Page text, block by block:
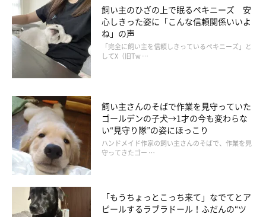
あれば『ぼくとあそんで！』とワガママすぎるけど、なんせお顔
が可愛いのでどれだけ疲れていても全部許しちゃいますね
（笑） 」
飼い主のひざの上で眠るペキニーズ 安
心しきった姿に「こんな信頼関係いいよ
ね」の声
「完全に飼い主を信頼しきっているペキニーズ」と
してX（旧Tw …
飼い主さんのそばで作業を見守っていた
ゴールデンの子犬→1才の今も変わらな
い“見守り隊”の姿にほっこり
ハンドメイド作家の飼い主さんのそばで、作業を見
守ってきたゴー …
「もうちょっとこっち来て」なでてとア
ピールするラブラドール！ふだんの“ツ